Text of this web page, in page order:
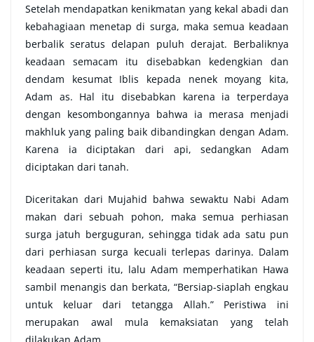
Setelah mendapatkan kenikmatan yang kekal abadi dan
kebahagiaan menetap di surga, maka semua keadaan
berbalik seratus delapan puluh derajat. Berbaliknya
keadaan semacam itu disebabkan kedengkian dan
dendam kesumat Iblis kepada nenek moyang kita,
Adam as. Hal itu disebabkan karena ia terperdaya
dengan kesombongannya bahwa ia merasa menjadi
makhluk yang paling baik dibandingkan dengan Adam.
Karena ia diciptakan dari api, sedangkan Adam
diciptakan dari tanah.
Diceritakan dari Mujahid bahwa sewaktu Nabi Adam
makan dari sebuah pohon, maka semua perhiasan
surga jatuh berguguran, sehingga tidak ada satu pun
dari perhiasan surga kecuali terlepas darinya. Dalam
keadaan seperti itu, lalu Adam memperhatikan Hawa
sambil menangis dan berkata, “Bersiap-siaplah engkau
untuk keluar dari tetangga Allah.” Peristiwa ini
merupakan awal mula kemaksiatan yang telah